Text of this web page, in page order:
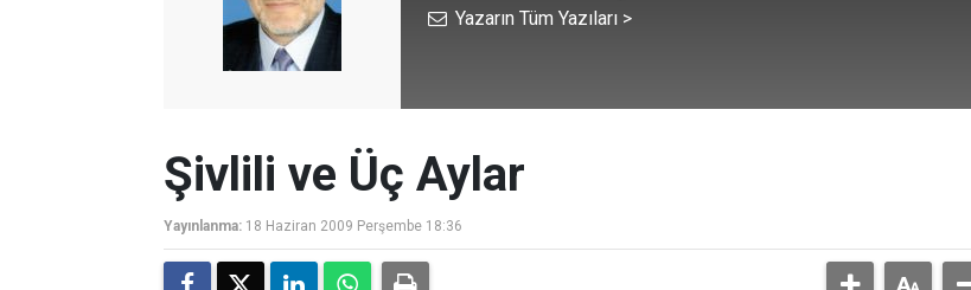
Yazarın Tüm Yazıları >
Şivlili ve Üç Aylar
Yayınlanma: 18 Haziran 2009 Perşembe 18:36